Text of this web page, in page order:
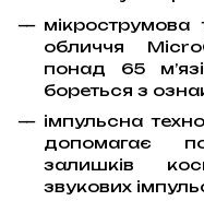
мікрострумова
обличчя
понад 65
бореться з
імпульсна
допомагає
залишків
звукових